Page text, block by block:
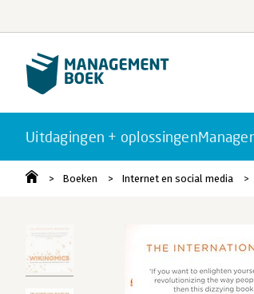
Uitdagingen + oplossingen
Boeken Internet en social media